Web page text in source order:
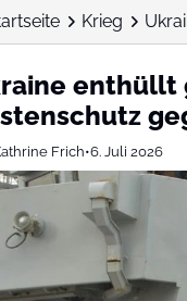
Krieg
enthüllt
Frich•6. Juli 2026